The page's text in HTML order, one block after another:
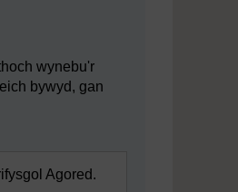
wynebu'r
bywyd, gan
Agored.